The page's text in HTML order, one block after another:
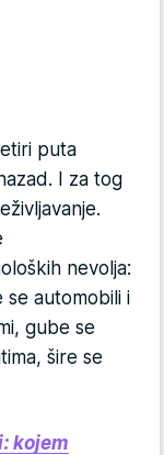
puta
I za tog
nevolja:
automobili i
gube se
šire se
kojem